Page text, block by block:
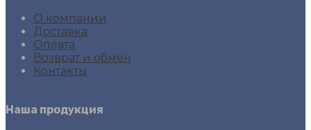
О компании
Доставка
Оплата
Возврат и обмен
Контакты
Наша продукция